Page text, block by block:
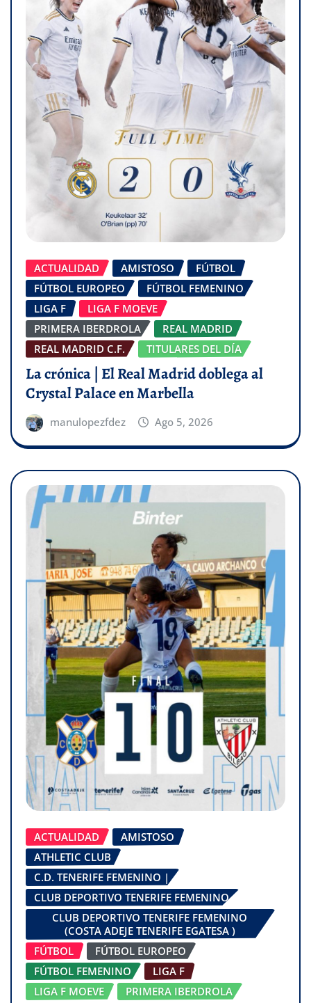
ACTUALIDAD AMISTOSO
FÚTBOL
FÚTBOL EUROPEO
FÚTBOL FEMENINO
LIGA F
LIGA F MOEVE
PRIMERA IBERDROLA
REAL MADRID
REAL MADRID C.F.
TITULARES DEL DÍA
La crónica | El Real Madrid doblega al
Crystal Palace en Marbella
manulopezfdez Ago 5, 2026
ACTUALIDAD
AMISTOSO
ATHLETIC CLUB
C.D. TENERIFE FEMENINO |
CLUB DEPORTIVO TENERIFE FEMENINO
CLUB DEPORTIVO TENERIFE FEMENINO
(COSTA ADEJE TENERIFE EGATESA )
FÚTBOL
FÚTBOL EUROPEO
FÚTBOL FEMENINO
LIGA F
LIGA F MOEVE
PRIMERA IBERDROLA